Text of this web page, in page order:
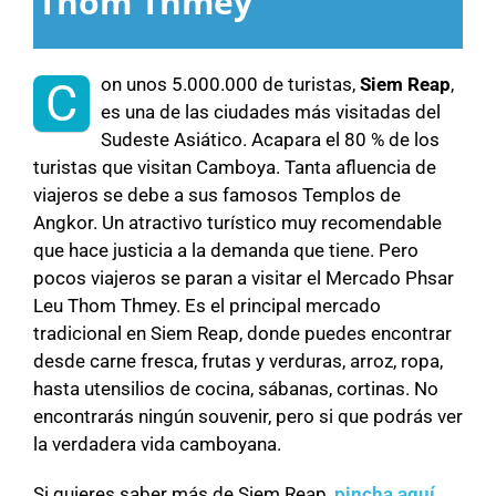
C on unos 5.000.000 de turistas, Siem Reap,
es una de las ciudades más visitadas del
Sudeste Asiático. Acapara el 80 % de los
turistas que visitan Camboya. Tanta afluencia de
viajeros se debe a sus famosos Templos de
Angkor. Un atractivo turístico muy recomendable
que hace justicia a la demanda que tiene. Pero
pocos viajeros se paran a visitar el Mercado Phsar
Leu Thom Thmey. Es el principal mercado
tradicional en Siem Reap, donde puedes encontrar
desde carne fresca, frutas y verduras, arroz, ropa,
hasta utensilios de cocina, sábanas, cortinas. No
encontrarás ningún souvenir, pero si que podrás ver
la verdadera vida camboyana.